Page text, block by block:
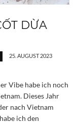
DỪA
25. AUGUST 2023
Vibe habe ich noch
Dieses Jahr
nach Vietnam
ich den